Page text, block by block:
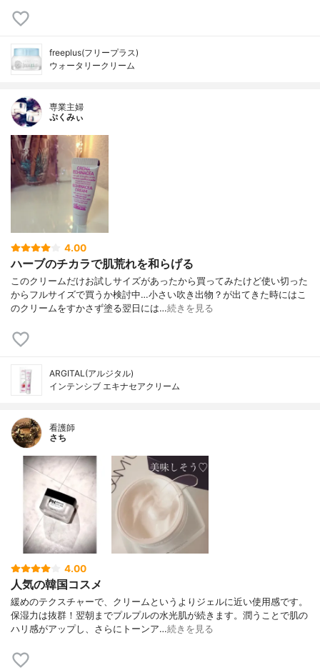
freeplus(フリープラス)
ウォータリークリーム
専業主婦
ぷくみぃ
4.00
ハーブのチカラで肌荒れを和らげる
このクリームだけお試しサイズがあったから買ってみたけど使い切った
からフルサイズで買うか検討中…小さい吹き出物？が出てきた時にはこ
のクリームをすかさず塗る翌日には…続きを見る
ARGITAL(アルジタル)
インテンシブ エキナセアクリーム
看護師
さち
4.00
人気の韓国コスメ
緩めのテクスチャーで、クリームというよりジェルに近い使用感です。
保湿力は抜群！翌朝までプルプルの水光肌が続きます。潤うことで肌の
ハリ感がアップし、さらにトーンア…続きを見る